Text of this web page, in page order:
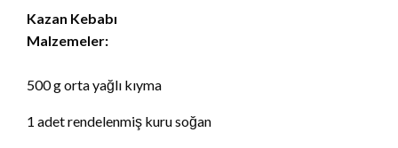
Kazan Kebabı
Malzemeler:
500 g orta yağlı kıyma
1 adet rendelenmiş kuru soğan